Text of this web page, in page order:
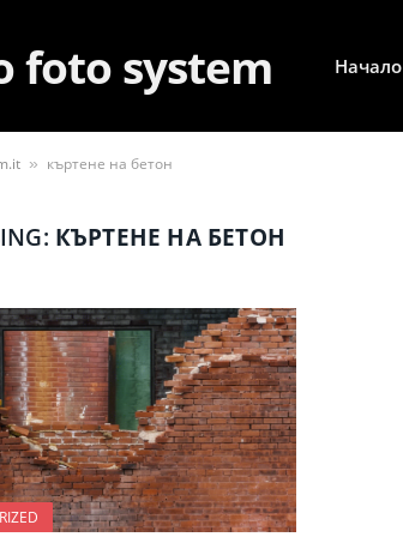
foto system Начало
» къртене на бетон
КЪРТЕНЕ НА БЕТОН